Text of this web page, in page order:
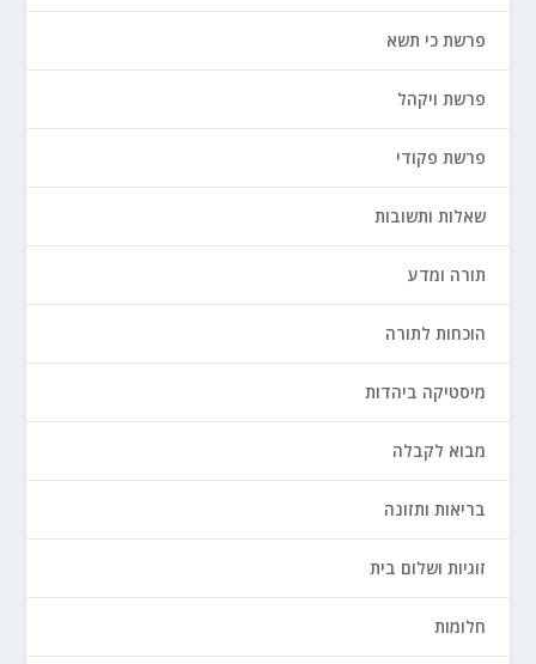
פרשת כי תשא
פרשת ויקהל
פרשת פקודי
שאלות ותשובות
תורה ומדע
הוכחות לתורה
מיסטיקה ביהדות
מבוא לקבלה
בריאות ותזונה
זוגיות ושלום בית
חלומות